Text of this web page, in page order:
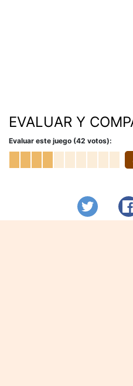
EVALUAR Y
Evaluar este juego (42 votos):